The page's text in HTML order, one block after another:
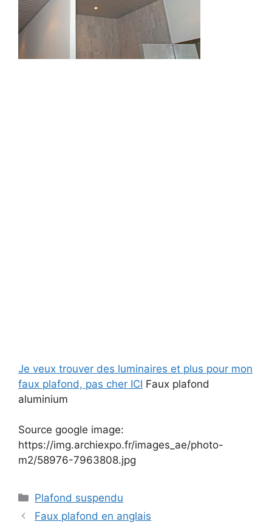
Je veux trouver des luminaires et plus pour mon
faux plafond, pas cher ICI Faux plafond
aluminium
Source google image:
https://img.archiexpo.fr/images_ae/photo-
m2/58976-7963808.jpg
Catégories
Plafond suspendu
Faux plafond en anglais